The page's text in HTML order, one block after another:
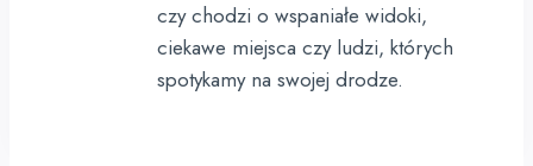
czy chodzi o wspaniałe widoki,
ciekawe miejsca czy ludzi, których
spotykamy na swojej drodze.